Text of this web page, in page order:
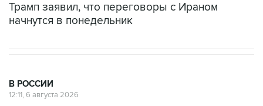
Трамп заявил, что переговоры с Ираном
начнутся в понедельник
В РОССИИ
12:11, 6 августа 2026